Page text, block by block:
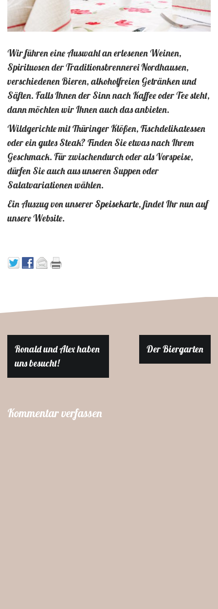
Wir führen eine Auswahl an erlesenen Weinen,
Spirituosen der Traditionsbrennerei Nordhausen,
verschiedenen Bieren, alkoholfreien Getränken und
Säften. Falls Ihnen der Sinn nach Kaffee oder Tee steht,
dann möchten wir Ihnen auch das anbieten.
Wildgerichte mit Thüringer Klößen, Fischdelikatessen
oder ein gutes Steak? Finden Sie etwas nach Ihrem
Geschmack. Für zwischendurch oder als Vorspeise,
dürfen Sie auch aus unseren Suppen oder
Salatvariationen wählen.
Ein Auszug von unserer Speisekarte, findet Ihr nun auf
unsere Website.
Beitragsnavigation
Ronald und Alex haben
uns besucht!
Der Biergarten
Kommentar verfassen